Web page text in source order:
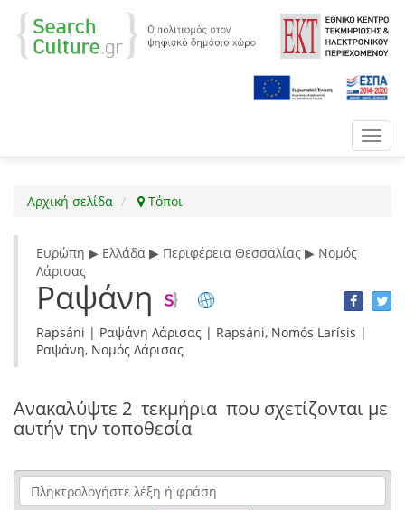
Αρχική σελίδα Τόποι
Ευρώπη ▶ Ελλάδα ▶ Περιφέρεια Θεσσαλίας ▶ Νομός
Λάρισας
Ραψάνη
Rapsáni | Ραψάνη Λάρισας | Rapsáni, Nomós Larísis |
Ραψάνη, Νομός Λάρισας
Ανακαλύψτε 2 τεκμήρια που σχετίζονται με
αυτήν την τοποθεσία